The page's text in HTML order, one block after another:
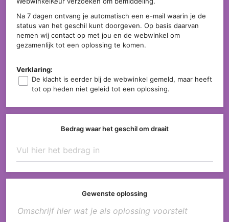
Na 7 dagen ontvang je automatisch een e-mail waarin je de
status van het geschil kunt doorgeven. Op basis daarvan
nemen wij contact op met jou en de webwinkel om
gezamenlijk tot een oplossing te komen.
Verklaring:
De klacht is eerder bij de webwinkel gemeld, maar heeft
tot op heden niet geleid tot een oplossing.
Bedrag waar het geschil om draait
Gewenste oplossing